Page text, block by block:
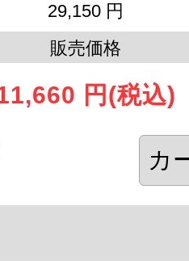
29,150 円
販売価格
円 (税込)